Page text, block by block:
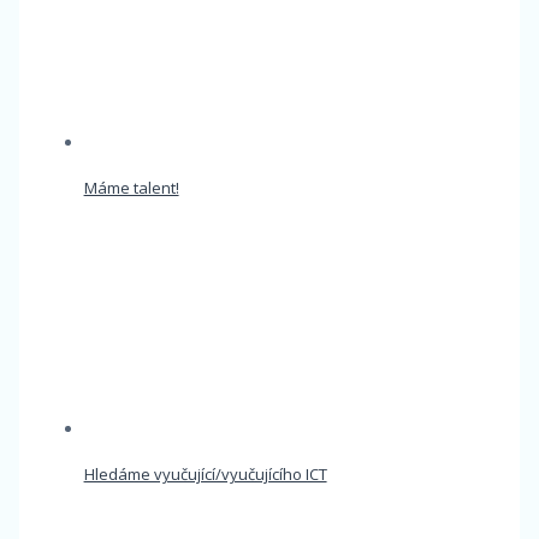
Máme talent!
Hledáme vyučující/vyučujícího ICT